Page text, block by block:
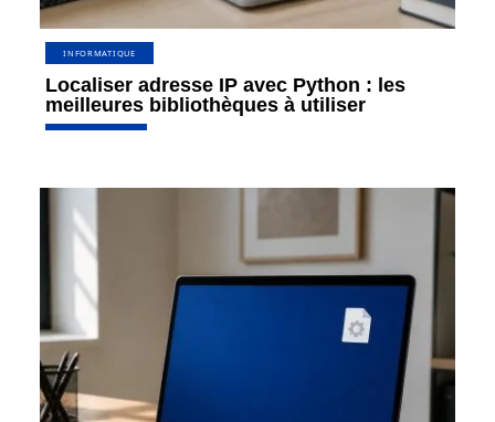
INFORMATIQUE
Localiser adresse IP avec Python : les
meilleures bibliothèques à utiliser